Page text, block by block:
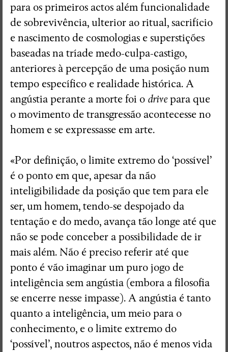
para os primeiros actos além funcionalidade
de sobrevivência, ulterior ao ritual, sacrifício
e nascimento de cosmologias e superstições
baseadas na tríade medo-culpa-castigo,
anteriores à percepção de uma posição num
tempo específico e realidade histórica. A
angústia perante a morte foi o drivepara que
o movimento de transgressão acontecesse no
homem e se expressasse em arte.
«Por definição, o limite extremo do ‘possível’
é o ponto em que, apesar da não
inteligibilidade da posição que tem para ele
ser, um homem, tendo-se despojado da
tentação e do medo, avança tão longe até que
não se pode conceber a possibilidade de ir
mais além. Não é preciso referir até que
ponto é vão imaginar um puro jogo de
inteligência sem angústia (embora a filosofia
se encerre nesse impasse). A angústia é tanto
quanto a inteligência, um meio para o
conhecimento, e o limite extremo do
‘possível’, noutros aspectos, não é menos vida